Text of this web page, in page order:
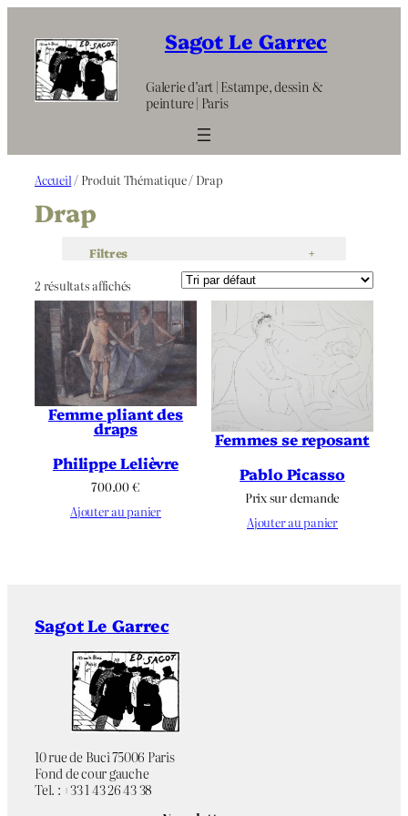
contenu
Sagot Le Garrec
Galerie d’art | Estampe, dessin &
peinture | Paris
Accueil / Produit Thématique / Drap
Drap
Filtres +
2 résultats affichés
Femme pliant des
draps
Philippe Lelièvre
700.00€
Ajouter au panier
Femmes se reposant
Pablo Picasso
Prix sur demande
Ajouter au panier
Sagot Le Garrec
10 rue de Buci 75006 Paris
Fond de cour gauche
Tel. : +33 1 43 26 43 38